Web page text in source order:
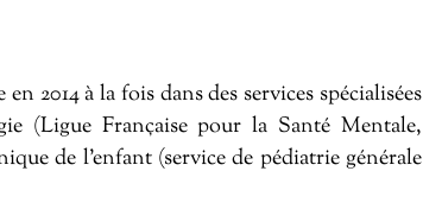
2014 à la fois dans des services spécialisées
(Ligue Française pour la Santé Mentale,
de l’enfant (service de pédiatrie générale